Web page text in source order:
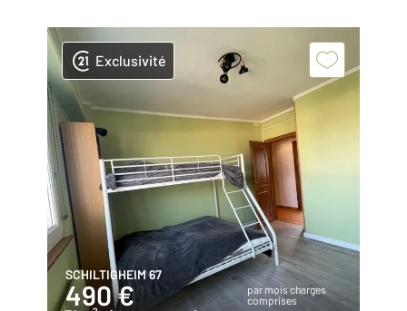
Exclusivité
SCHILTIGHEIM 67
490 €
par mois charges
comprises